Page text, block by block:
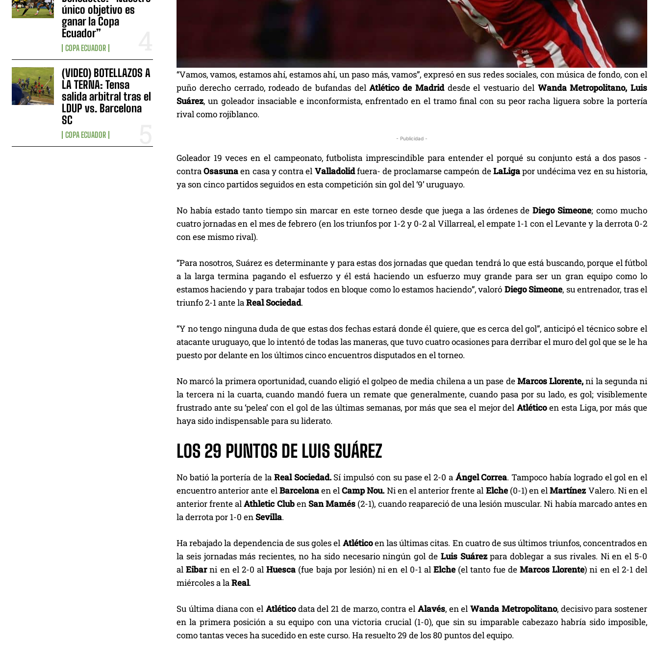
único objetivo es
ganar la Copa
Ecuador”
COPA ECUADOR
(VIDEO) BOTELLAZOS A
LA TERNA: Tensa
salida arbitral tras el
LDUP vs. Barcelona
SC
COPA ECUADOR
“Vamos, vamos, estamos ahí, estamos ahí, un paso más, vamos”, expresó en sus redes sociales, con música de fondo, con el
puño derecho cerrado, rodeado de bufandas delAtlético de Madrid desde el vestuario del Wanda Metropolitano, Luis
Suárez, un goleador insaciable e inconformista, enfrentado en el tramo final con su peor racha liguera sobre la portería
rival como rojiblanco.
- Publicidad -
Goleador 19 veces en el campeonato, futbolista imprescindible para entender el porqué su conjunto está a dos pasos -
contraOsasunaen casa y contra el Valladolidfuera- de proclamarse campeón deLaLigapor undécima vez en su historia,
ya son cinco partidos seguidos en esta competición sin gol del ‘9’ uruguayo.
No había estado tanto tiempo sin marcar en este torneo desde que juega a las órdenes deDiego Simeone; como mucho
cuatro jornadas en el mes de febrero (en los triunfos por 1-2 y 0-2 al Villarreal, el empate 1-1 con el Levante y la derrota 0-2
con ese mismo rival).
“Para nosotros, Suárez es determinante y para estas dos jornadas que quedan tendrá lo que está buscando, porque el fútbol
a la larga termina pagando el esfuerzo y él está haciendo un esfuerzo muy grande para ser un gran equipo como lo
estamos haciendo y para trabajar todos en bloque como lo estamos haciendo”, valoró DiegoSimeone, su entrenador, tras el
triunfo 2-1 ante laReal Sociedad.
“Y no tengo ninguna duda de que estas dos fechas estará donde él quiere, que es cerca del gol”, anticipó el técnico sobre el
atacante uruguayo, que lo intentó de todas las maneras, que tuvo cuatro ocasiones para derribar el muro del gol que se le ha
puesto por delante en los últimos cinco encuentros disputados en el torneo.
No marcó la primera oportunidad, cuando eligió el golpeo de media chilena a un pase deMarcos Llorente,ni la segunda ni
la tercera ni la cuarta, cuando mandó fuera un remate que generalmente, cuando pasa por su lado, es gol; visiblemente
frustrado ante su ‘pelea’ con el gol de las últimas semanas, por más que sea el mejor delAtléticoen esta Liga, por más que
haya sido indispensable para su liderato.
LOS 29 PUNTOS DE LUIS SUÁREZ
No batió la portería de laReal Sociedad.Sí impulsó con su pase el 2-0 a Ángel Correa. Tampoco había logrado el gol en el
encuentro anterior ante elBarcelonaen elCamp Nou. Ni en el anterior frente al Elche (0-1) en elMartínez Valero. Ni en el
anterior frente alAthletic ClubenSanMamés (2-1), cuando reapareció de una lesión muscular. Ni había marcado antes en
la derrota por 1-0 enSevilla.
Ha rebajado la dependencia de sus goles el Atléticoen las últimas citas. En cuatro de sus últimos triunfos, concentrados en
la seis jornadas más recientes, no ha sido necesario ningún gol de Luis Suárezpara doblegar a sus rivales. Ni en el 5-0
alEibarni en el 2-0 alHuesca (fue baja por lesión) ni en el 0-1 alElche (el tanto fue de Marcos Llorente) ni en el 2-1 del
miércoles a laReal.
Su última diana con el Atléticodata del 21 de marzo, contra el Alavés, en el Wanda Metropolitano, decisivo para sostener
en la primera posición a su equipo con una victoria crucial (1-0), que sin su imparable cabezazo habría sido imposible,
como tantas veces ha sucedido en este curso. Ha resuelto 29 de los 80 puntos del equipo.